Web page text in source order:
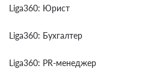
Liga360: Юрист
Liga360: Бухгалтер
Liga360: PR-менеджер